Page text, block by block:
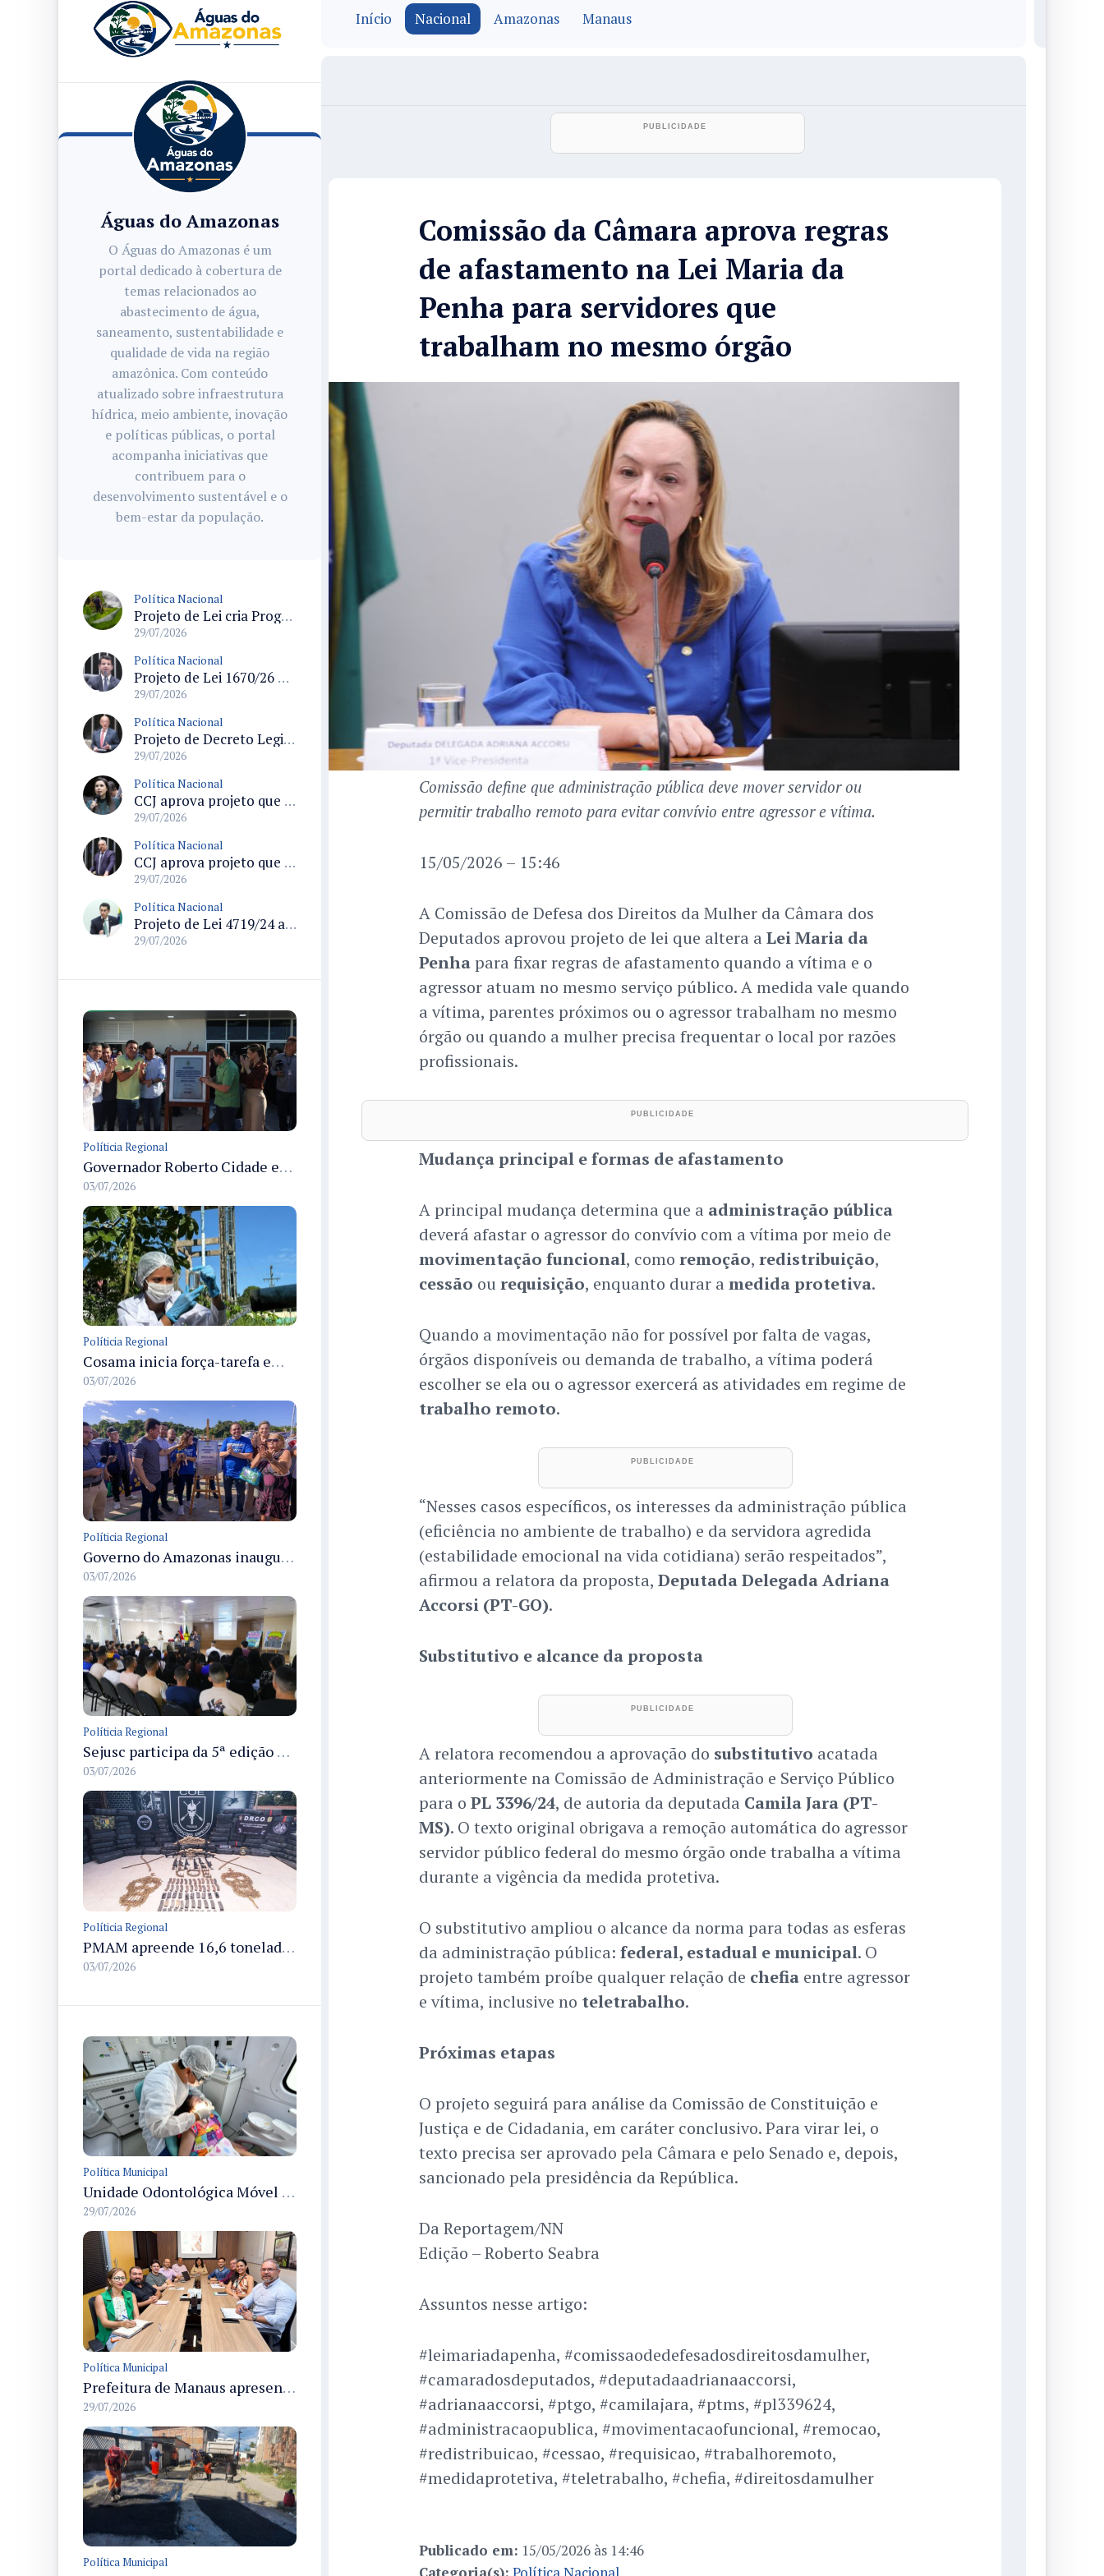
Águas do Amazonas
O Águas do Amazonas é um
portal dedicado à cobertura de
temas relacionados ao
abastecimento de água,
saneamento, sustentabilidade e
qualidade de vida na região
amazônica. Com conteúdo
atualizado sobre infraestrutura
hídrica, meio ambiente, inovação
e políticas públicas, o portal
acompanha iniciativas que
contribuem para o
desenvolvimento sustentável e o
bem-estar da população.
Política Nacional
Projeto de Lei cria Programa Nacional para assentamentos periurbanos e semirrurais com foco na produção familiar
29/07/2026
Política Nacional
Projeto de Lei 1670/26 propõe limite de idade dos táxis em 15 anos e prevê linhas de crédito para renovação da frota
29/07/2026
Política Nacional
Projeto de Decreto Legislativo propõe suspender demarcações de terras indígenas em Santa Catarina e questiona conformidade legal
29/07/2026
Política Nacional
CCJ aprova projeto que formaliza o uso do termo pedofilia no Código Penal e no ECA
29/07/2026
Política Nacional
CCJ aprova projeto que endurece regras para declaração de insanidade mental de acusados em processo penal
29/07/2026
Política Nacional
Projeto de Lei 4719/24 altera Lei Geral do Turismo e modifica regras de cadastramento de meios de hospedagem
29/07/2026
Políticia Regional
Governador Roberto Cidade entrega readequação do ambulatório da FCecon e amplia capacidade de atendimento oncológico em Manaus
03/07/2026
Políticia Regional
Cosama inicia força-tarefa em Anamã para fortalecer abastecimento de água e segurança hídrica da população
03/07/2026
Políticia Regional
Governo do Amazonas inaugura primeiro Castramóvel Fluvial para atendimento veterinário às comunidades ribeirinhas e castração gratuita
03/07/2026
Políticia Regional
Sejusc participa da 5ª edição do Caminhos Literários com foco na cultura hip-hop nas unidades socioeducativas
03/07/2026
Políticia Regional
PMAM apreende 16,6 toneladas de entorpecentes e registra aumento nas prisões em flagrante e nas capturas de foragidos no primeiro semestre de 2026
03/07/2026
Política Municipal
Unidade Odontológica Móvel da Semsa inicia atendimentos a pessoas com mobilidade reduzida no Morar Melhor 13
29/07/2026
Política Municipal
Prefeitura de Manaus apresenta devolutiva do plano de integridade da CGM e atualiza diretrizes para 2027/2028
29/07/2026
Política Municipal
Início Nacional Amazonas Manaus
Comissão da Câmara aprova regras
de afastamento na Lei Maria da
Penha para servidores que
trabalham no mesmo órgão
Comissão define que administração pública deve mover servidor ou
permitir trabalho remoto para evitar convívio entre agressor e vítima.
15/05/2026 – 15:46
A Comissão de Defesa dos Direitos da Mulher da Câmara dos
Deputados aprovou projeto de lei que altera a Lei Maria da
Penhapara fixar regras de afastamento quando a vítima e o
agressor atuam no mesmo serviço público. A medida vale quando
a vítima, parentes próximos ou o agressor trabalham no mesmo
órgão ou quando a mulher precisa frequentar o local por razões
profissionais.
Mudança principal e formas de afastamento
A principal mudança determina que a administração pública
deverá afastar o agressor do convívio com a vítima por meio de
movimentação funcional, como remoção, redistribuição,
cessão ou requisição, enquanto durar a medida protetiva.
Quando a movimentação não for possível por falta de vagas,
órgãos disponíveis ou demanda de trabalho, a vítima poderá
escolher se ela ou o agressor exercerá as atividades em regime de
trabalho remoto.
“Nesses casos específicos, os interesses da administração pública
(eficiência no ambiente de trabalho) e da servidora agredida
(estabilidade emocional na vida cotidiana) serão respeitados”,
afirmou a relatora da proposta, Deputada Delegada Adriana
Accorsi (PT-GO).
Substitutivo e alcance da proposta
A relatora recomendou a aprovação do substitutivo acatada
anteriormente na Comissão de Administração e Serviço Público
para o PL 3396/24, de autoria da deputada Camila Jara (PT-
MS). O texto original obrigava a remoção automática do agressor
servidor público federal do mesmo órgão onde trabalha a vítima
durante a vigência da medida protetiva.
O substitutivo ampliou o alcance da norma para todas as esferas
da administração pública: federal, estadual e municipal. O
projeto também proíbe qualquer relação de chefiaentre agressor
e vítima, inclusive no teletrabalho.
Próximas etapas
O projeto seguirá para análise da Comissão de Constituição e
Justiça e de Cidadania, em caráter conclusivo. Para virar lei, o
texto precisa ser aprovado pela Câmara e pelo Senado e, depois,
sancionado pela presidência da República.
Da Reportagem/NN
Edição – Roberto Seabra
Assuntos nesse artigo:
#leimariadapenha, #comissaodedefesadosdireitosdamulher,
#camaradosdeputados, #deputadaadrianaaccorsi,
#adrianaaccorsi, #ptgo, #camilajara, #ptms, #pl339624,
#administracaopublica, #movimentacaofuncional, #remocao,
#redistribuicao, #cessao, #requisicao, #trabalhoremoto,
#medidaprotetiva, #teletrabalho, #chefia, #direitosdamulher
Publicado em: 15/05/2026 às 14:46